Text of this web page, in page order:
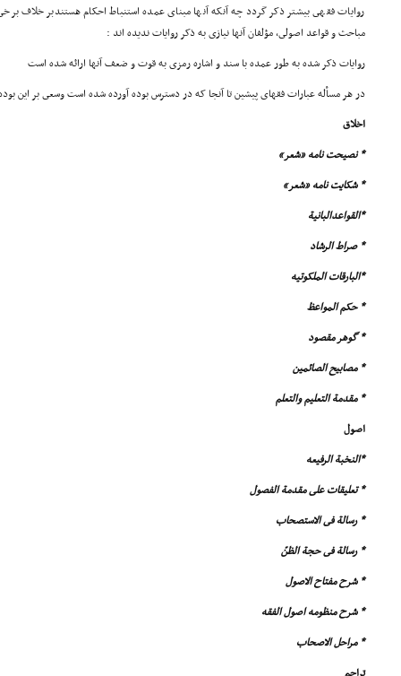
روایات فقهى بیشتر ذکر گردد چه آنکه آنها مبناى عمده استنباط احکام هستندبر خلاف
مباحث و قواعد اصولى، مؤلفان آنها نیازى به ذکر روایات ندیده اند :
روایات ذکر شده به طور عمده با سند و اشاره رمزى به قوت و ضعف آنها ارائه شده است
در هر مسأله عبارات فقهاى پیشین تا آنجا که در دسترس بوده آورده شده است وسعى بر این بوده
اخلاق
* نصیحت نامه «شعر»
* شکایت نامه «شعر»
*القواعدالبانیة
* صراط الرشاد
*البارقات الملکوتیه
* حکم المواعظ
* گوهر مقصود
* مصابیح الصائمین
* مقدمة التعلیم والتعلم
اصول
*النخبة الرفیعه
* تعلیقات على مقدمة الفصول
* رسالة فى الاستصحاب
* رسالة فى حجة الظنّ
* شرح مفتاح الاصول
* شرح منظومه اصول الفقه
* مراحل الاصحاب